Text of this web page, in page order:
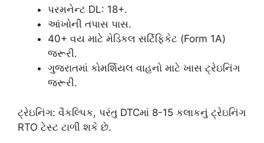
પરમનેન્ટ DL: 18+.
આંખોની તપાસ પાસ.
40+ વય માટે મેડિકલ સર્ટિફિકેટ (Form 1A)
જરૂરી.
ગુજરાતમાં કોમર્શિયલ વાહનો માટે ખાસ ટ્રેઇનિંગ
જરૂરી.
ટ્રેઇનિંગ: વૈકલ્પિક, પરંતુ DTCમાં 8-15 કલાકનું ટ્રેઇનિંગ
RTO ટેસ્ટ ટાળી શકે છે.